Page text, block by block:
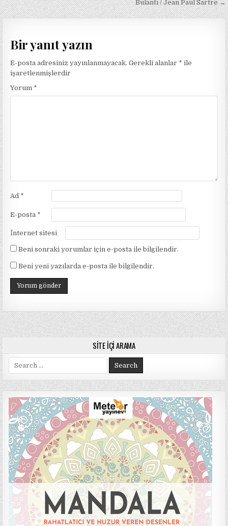
gezinmesi Bulantı / Jean Paul Sartre →
Bir yanıt yazın
E-posta adresiniz yayınlanmayacak. Gerekli alanlar * ile
işaretlenmişlerdir
Yorum *
Ad *
E-posta *
İnternet sitesi
Beni sonraki yorumlar için e-posta ile bilgilendir.
Beni yeni yazılarda e-posta ile bilgilendir.
SITE İÇI ARAMA
Search
for: